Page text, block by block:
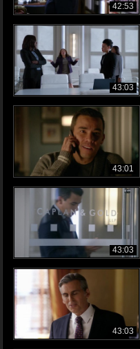
42:53
43:03
43:01
43:03
43:03